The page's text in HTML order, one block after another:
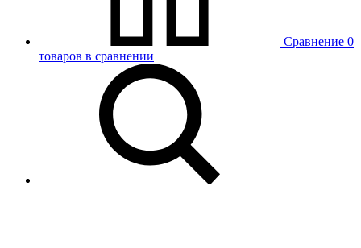
Сравнение 0
товаров в сравнении